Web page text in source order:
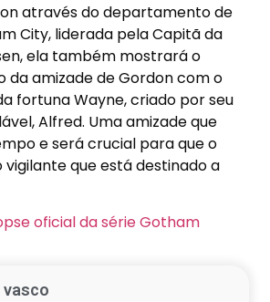
através do departamento de
City, liderada pela Capitã da
ela também mostrará o
da amizade de Gordon com o
fortuna Wayne, criado por seu
Alfred. Uma amizade que
e será crucial para que o
vigilante que está destinado a
vasco